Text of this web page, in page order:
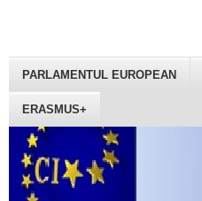
PARLAMENTUL EUROPEAN
ERASMUS+